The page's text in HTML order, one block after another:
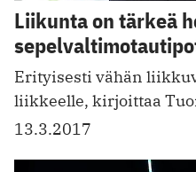
Liikunta on tärkeä
Erityisesti vähän
liikkeelle, kirjoittaa
13.3.2017